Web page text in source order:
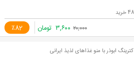
٪82 ۲۰,۰۰۰ ۳,۶۰۰ تومان
کترینگ ابوذر با منو غذاهای لذیذ ایرانی